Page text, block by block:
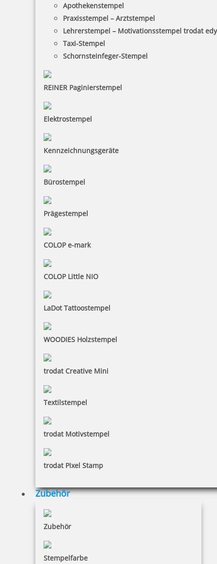
Apothekenstempel
Praxisstempel – Arztstempel
Lehrerstempel – Motivationsstempel trodat
Taxi-Stempel
Schornsteinfeger-Stempel
REINER Paginierstempel
Elektrostempel
Kennzeichnungsgeräte
Bürostempel
Prägestempel
COLOP e-mark
COLOP Little NIO
LaDot Tattoostempel
WOODIES Holzstempel
trodat Creative Mini
Textilstempel
trodat Motivstempel
trodat Pixel Stamp
Zubehör
Zubehör
Stempelfarbe